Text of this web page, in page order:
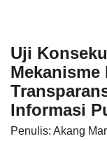
Uji
Mekanisme
Informasi
Penulis: Akang